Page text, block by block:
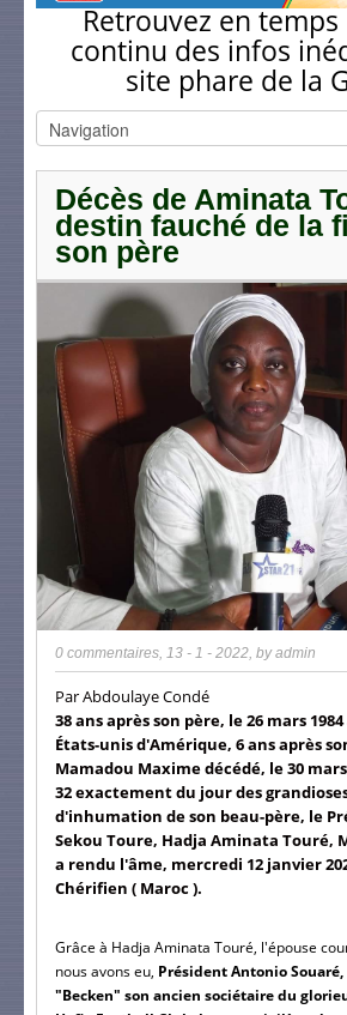
Retrouvez en
continu des infos
site phare de la
Décès de Aminata
destin fauché de la
son père
0 commentaires, 13 - 1 - 2022, byadmin
Par Abdoulaye Condé
38 ans après son père, le 26 mars
États-unis d'Amérique, 6 ans après
Mamadou Maxime décédé, le 30
32 exactement du jour des
d'inhumation de son beau-père, le
Sekou Toure, Hadja Aminata Touré,
a rendu l'âme, mercredi 12 janvier
Chérifien ( Maroc ).
Grâce à Hadja Aminata Touré, l'épouse
nous avons eu, Président Antonio
"Becken" son ancien sociétaire du